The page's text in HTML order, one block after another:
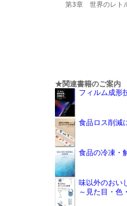
第3章　世界のレト
★関連書籍のご案内
フィルム成形
食品ロス削減
食品の冷凍・
味以外のおい
～見た目・色